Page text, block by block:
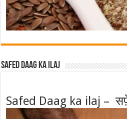
Safed Daag ka ilaj
Safed Daag ka ilaj –